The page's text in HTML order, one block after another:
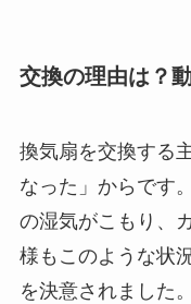
交換の理由は？
換気扇を交換する
なった」からです
の湿気がこもり、
様もこのような状
を決意されました。